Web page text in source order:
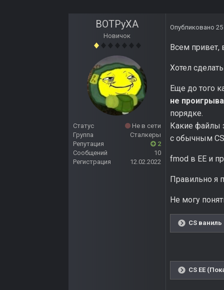
BOTPyXA
Новичок
Статус
Не в сети
Группа
Сталкеры
Репутация
2
Сообщений
10
Регистрация
12.02.2022
Опубликовано
Всем привет,
Хотел
Еще до того
не
порядке.
Какие файлы
с обычным
fmod в EE и
Правильно я
Не могу
CS
CS EE